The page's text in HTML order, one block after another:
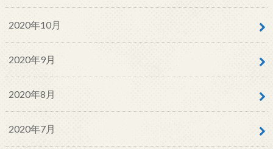
2020年10月
2020年9月
2020年8月
2020年7月